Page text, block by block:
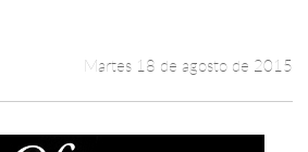
Martes 18 de agosto de 2015